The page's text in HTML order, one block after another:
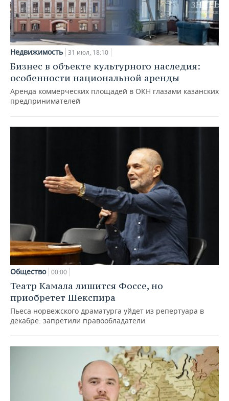
Недвижимость 31 июл, 18:10
Бизнес в объекте культурного наследия:
особенности национальной аренды
Аренда коммерческих площадей в ОКН глазами казанских
предпринимателей
Общество 00:00
Театр Камала лишится Фоссе, но
приобретет Шекспира
Пьеса норвежского драматурга уйдет из репертуара в
декабре: запретили правообладатели